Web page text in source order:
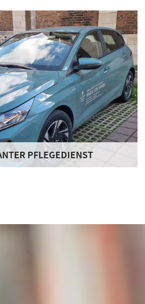
das Miteinander in unserem
Zusammenhalt aller hier lebenden
und die Vernetzung in der
PFLEGEDIENST